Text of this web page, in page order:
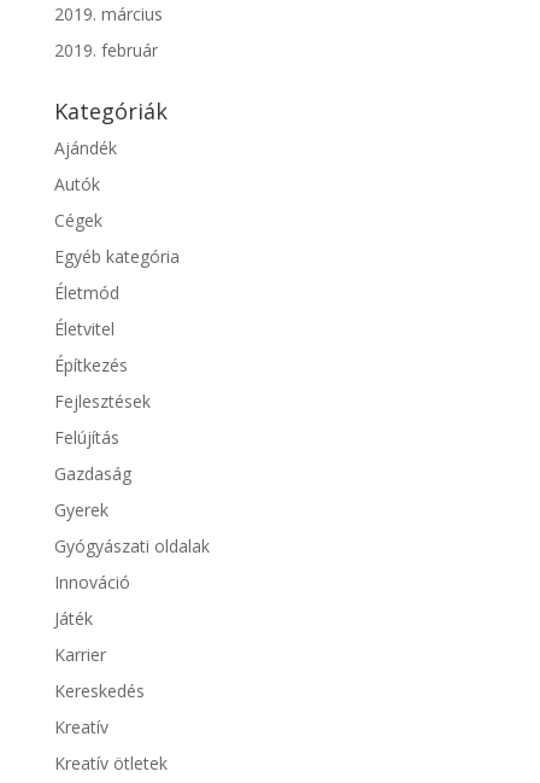
2019. március
2019. február
Kategóriák
Ajándék
Autók
Cégek
Egyéb kategória
Életmód
Életvitel
Építkezés
Fejlesztések
Felújítás
Gazdaság
Gyerek
Gyógyászati oldalak
Innováció
Játék
Karrier
Kereskedés
Kreatív
Kreatív ötletek